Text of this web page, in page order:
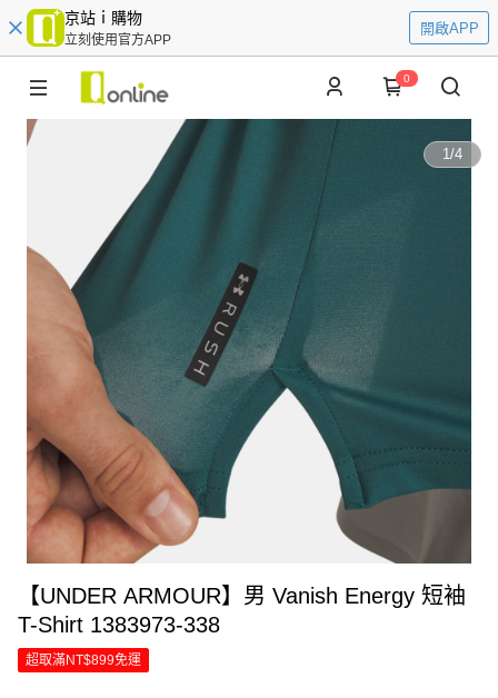
京站ｉ購物
立刻使用官方APP
開啟APP
0
1/4
【UNDER ARMOUR】男 Vanish Energy 短袖
T-Shirt 1383973-338
超取滿NT$899免運